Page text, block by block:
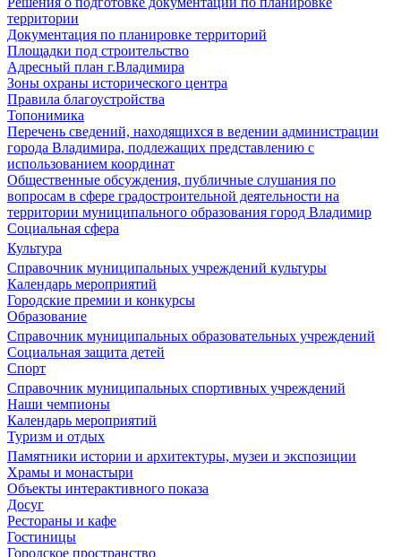
территории
Документация по планировке территорий
Площадки под строительство
Адресный план г.Владимира
Зоны охраны исторического центра
Правила благоустройства
Топонимика
Перечень сведений, находящихся в ведении администрации
города Владимира, подлежащих представлению с
использованием координат
Общественные обсуждения, публичные слушания по
вопросам в сфере градостроительной деятельности на
территории муниципального образования город Владимир
Социальная сфера
Культура
Справочник муниципальных учреждений культуры
Календарь мероприятий
Городские премии и конкурсы
Образование
Справочник муниципальных образовательных учреждений
Социальная защита детей
Спорт
Справочник муниципальных спортивных учреждений
Наши чемпионы
Календарь мероприятий
Туризм и отдых
Памятники истории и архитектуры, музеи и экспозиции
Храмы и монастыри
Объекты интерактивного показа
Досуг
Рестораны и кафе
Гостиницы
Городское пространство